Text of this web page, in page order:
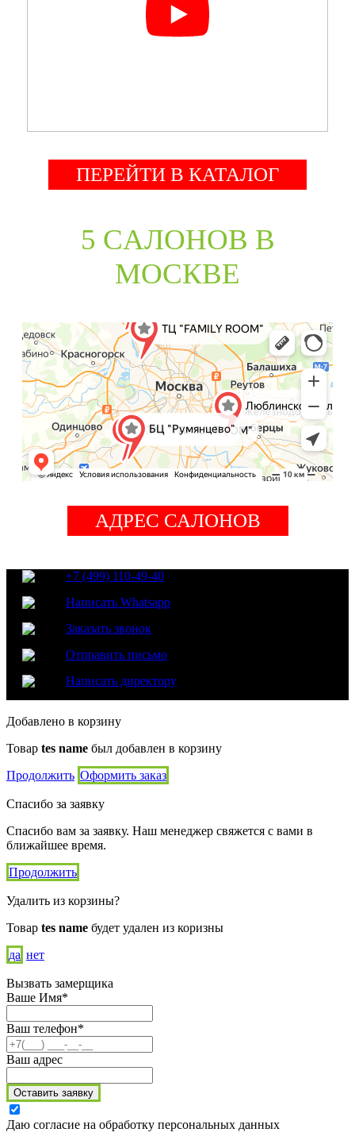
ПЕРЕЙТИ В КАТАЛОГ
5 CАЛОНОВ В
МОСКВЕ
АДРЕС САЛОНОВ
+7 (499) 110-49-40
Написать Whatsapp
Заказать звонок
Отправить письмо
Написать директору
Добавлено в корзину
Товар tes name был добавлен в корзину
Продолжить Оформить заказ
Спасибо за заявку
Спасибо вам за заявку. Наш менеджер свяжется с вами в
ближайшее время.
Продолжить
Удалить из корзины?
Товар tes name будет удален из коризны
да нет
Вызвать замерщика
Ваше Имя*
Ваш телефон*
Ваш адрес
Оставить заявку
Даю согласие на обработку персональных данных